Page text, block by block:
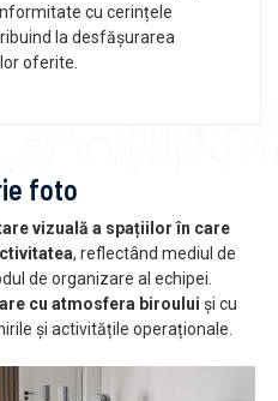
cu cerințele
la desfășurarea
oferite.
foto
vizuală a spațiilor în care
, reflectând mediul de
de organizare al echipei.
cu atmosfera biroului și cu
și activitățile operaționale.